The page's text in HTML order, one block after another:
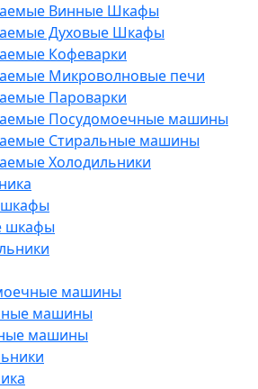
Винные Шкафы
Духовые Шкафы
Кофеварки
Микроволновые печи
Пароварки
Посудомоечные машины
Стиральные машины
Холодильники
шкафы
машины
машины
машины